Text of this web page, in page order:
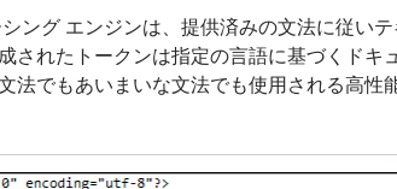
ング エンジンは、提供済みの文法に従い
されたトークンは指定の言語に基づくド
法でもあいまいな文法でも使用される高性